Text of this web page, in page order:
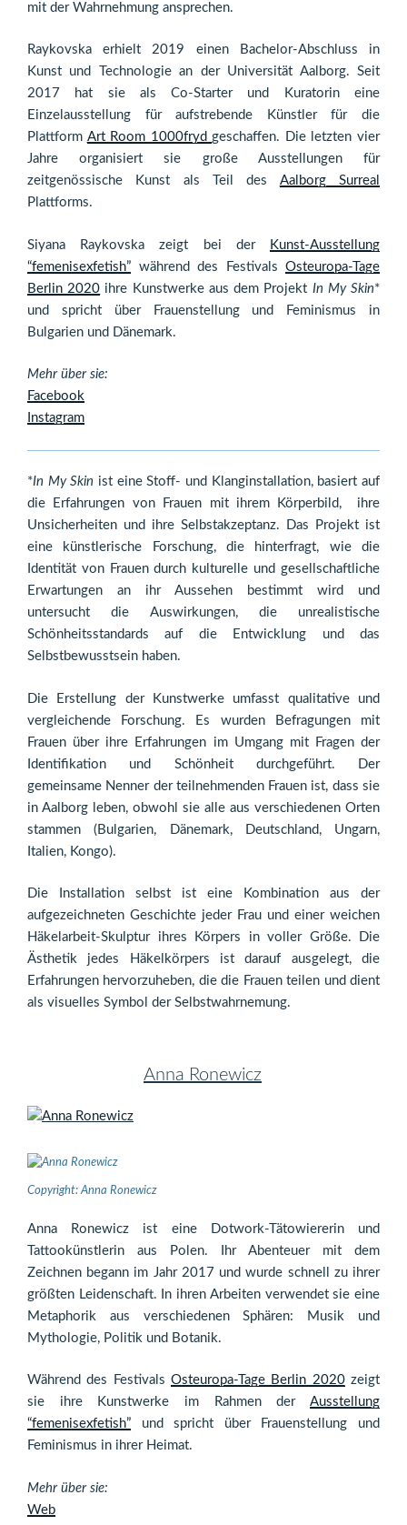
mit der Wahrnehmung ansprechen.
Raykovska erhielt 2019 einen Bachelor-Abschluss in
Kunst und Technologie an der Universität Aalborg. Seit
2017 hat sie als Co-Starter und Kuratorin eine
Einzelausstellung für aufstrebende Künstler für die
Plattform Art Room 1000frydgeschaffen. Die letzten vier
Jahre organisiert sie große Ausstellungen für
zeitgenössische Kunst als Teil des Aalborg Surreal
Plattforms.
Siyana Raykovska zeigt bei der
Kunst-Ausstellung
“femenisexfetish” während des Festivals Osteuropa-Tage
Berlin 2020 ihre Kunstwerke aus dem Projekt In My Skin*
und spricht über Frauenstellung und Feminismus in
Bulgarien und Dänemark.
Mehr über sie:
Facebook
Instagram
*In My Skin ist eine Stoff- und Klanginstallation, basiert auf
die Erfahrungen von Frauen mit ihrem Körperbild, ihre
Unsicherheiten und ihre Selbstakzeptanz. Das Projekt ist
eine künstlerische Forschung, die hinterfragt, wie die
Identität von Frauen durch kulturelle und gesellschaftliche
Erwartungen an ihr Aussehen bestimmt wird und
untersucht die Auswirkungen, die unrealistische
Schönheitsstandards auf die Entwicklung und das
Selbstbewusstsein haben.
Die Erstellung der Kunstwerke umfasst qualitative und
vergleichende Forschung. Es wurden Befragungen mit
Frauen über ihre Erfahrungen im Umgang mit Fragen der
Identifikation und Schönheit durchgeführt. Der
gemeinsame Nenner der teilnehmenden Frauen ist, dass sie
in Aalborg leben, obwohl sie alle aus verschiedenen Orten
stammen (Bulgarien, Dänemark, Deutschland, Ungarn,
Italien, Kongo).
Die Installation selbst ist eine Kombination aus der
aufgezeichneten Geschichte jeder Frau und einer weichen
Häkelarbeit-Skulptur ihres Körpers in voller Größe. Die
Ästhetik jedes Häkelkörpers ist darauf ausgelegt, die
Erfahrungen hervorzuheben, die die Frauen teilen und dient
als visuelles Symbol der Selbstwahrnemung.
Anna Ronewicz
Copyright: Anna Ronewicz
Anna Ronewicz ist eine Dotwork-Tätowiererin und
Tattookünstlerin aus Polen. Ihr Abenteuer mit dem
Zeichnen begann im Jahr 2017 und wurde schnell zu ihrer
größten Leidenschaft. In ihren Arbeiten verwendet sie eine
Metaphorik aus verschiedenen Sphären: Musik und
Mythologie, Politik und Botanik.
Während des Festivals Osteuropa-Tage Berlin 2020zeigt
sie ihre Kunstwerke im Rahmen der Ausstellung
“femenisexfetish” und spricht über Frauenstellung und
Feminismus in ihrer Heimat.
Mehr über sie:
Web